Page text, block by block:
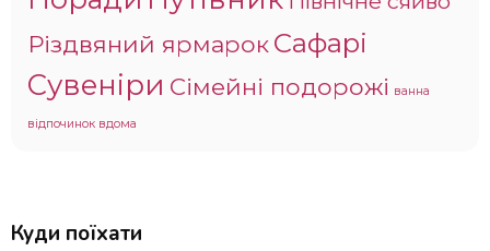
Різдвяний ярмарок Сафарі
Сувеніри Сімейні подорожі ванна
відпочинок вдома
Куди поїхати